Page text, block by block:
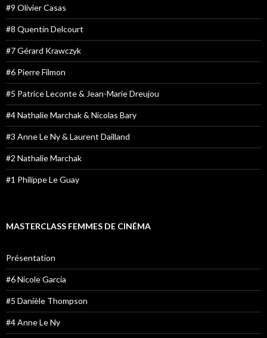
#9 Olivier Casas
#8 Quentin Delcourt
#7 Gérard Krawczyk
#6 Pierre Filmon
#5 Patrice Leconte & Jean-Marie Dreujou
#4 Nathalie Marchak & Nicolas Bary
#3 Anne Le Ny & Laurent Dailland
#2 Nathalie Marchak
#1 Philippe Le Guay
MASTERCLASS FEMMES DE CINÉMA
Présentation
#6 Nicole Garcia
#5 Danièle Thompson
#4 Anne Le Ny